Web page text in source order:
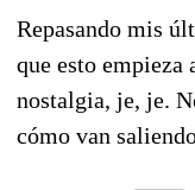
Repasando mis
que esto empieza
nostalgia, je, je.
cómo van